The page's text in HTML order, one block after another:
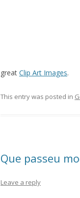
great Clip Art Images.
This entry was posted in
Que passeu
Leave a reply